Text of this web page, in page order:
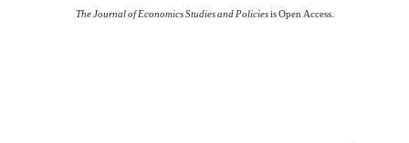
The Journal of Economics Studies and Policiesis Open Access.